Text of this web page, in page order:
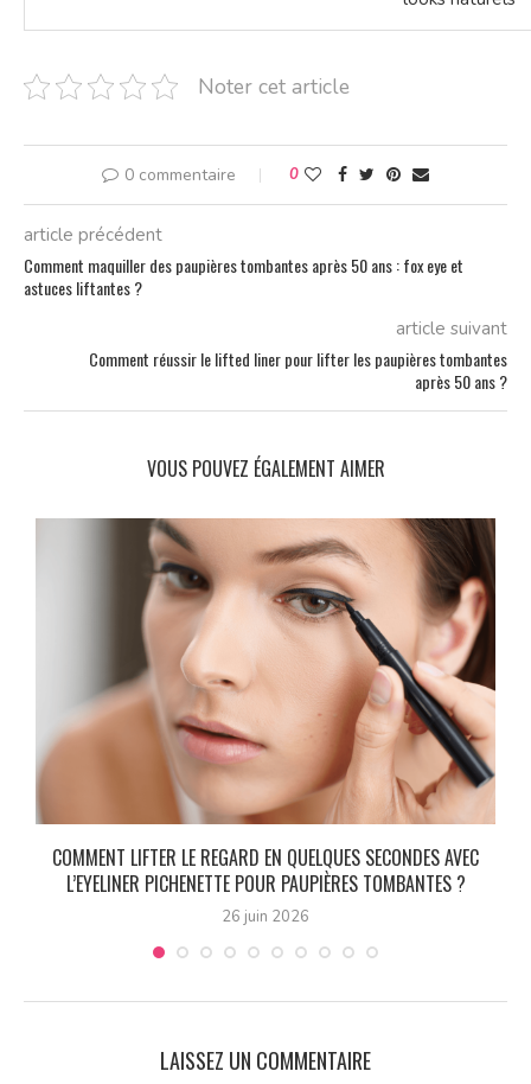
Noter cet article
0 commentaire 0
article précédent
Comment maquiller des paupières tombantes après 50 ans : fox eye et
astuces liftantes ?
article suivant
Comment réussir le lifted liner pour lifter les paupières tombantes
après 50 ans ?
VOUS POUVEZ ÉGALEMENT AIMER
COMMENT LIFTER LE REGARD EN QUELQUES SECONDES AVEC
L’EYELINER PICHENETTE POUR PAUPIÈRES TOMBANTES ?
26 juin 2026
LAISSEZ UN COMMENTAIRE